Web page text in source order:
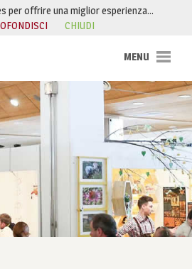
per offrire una miglior esperienza…
CHIUDI